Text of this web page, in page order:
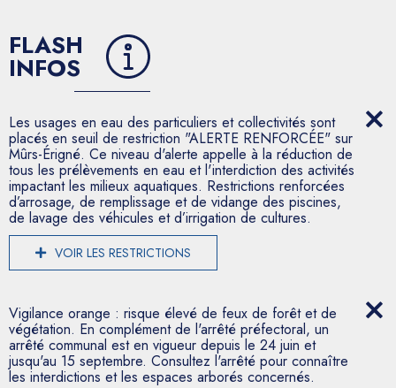
FLASH
INFOS
Les usages en eau des particuliers et collectivités sont
placés en seuil de restriction "ALERTE RENFORCÉE" sur
Mûrs-Érigné. Ce niveau d'alerte appelle à la réduction de
tous les prélèvements en eau et l'interdiction des activités
impactant les milieux aquatiques. Restrictions renforcées
d’arrosage, de remplissage et de vidange des piscines,
de lavage des véhicules et d’irrigation de cultures.
VOIR LES RESTRICTIONS
Vigilance orange : risque élevé de feux de forêt et de
végétation. En complément de l'arrêté préfectoral, un
arrêté communal est en vigueur depuis le 24 juin et
jusqu'au 15 septembre. Consultez l'arrêté pour connaître
les interdictions et les espaces arborés concernés.